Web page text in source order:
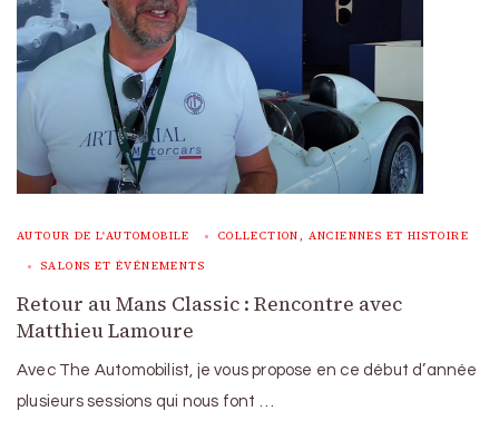
AUTOUR DE L'AUTOMOBILE COLLECTION, ANCIENNES ET HISTOIRE
SALONS ET ÉVÉNEMENTS
Retour au Mans Classic : Rencontre avec
Matthieu Lamoure
Avec The Automobilist, je vous propose en ce début d’année
plusieurs sessions qui nous font …